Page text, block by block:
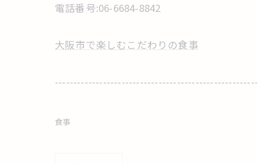
電話番号:06-6684-8842
大阪市で楽しむこだわりの食事
食事